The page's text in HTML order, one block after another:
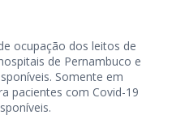
ocupação dos leitos de
de Pernambuco e
Somente em
pacientes com Covid-19